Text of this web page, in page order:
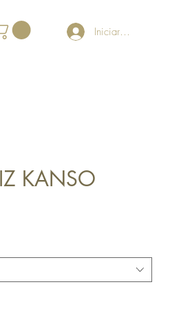
Iniciar sesión
KANSO